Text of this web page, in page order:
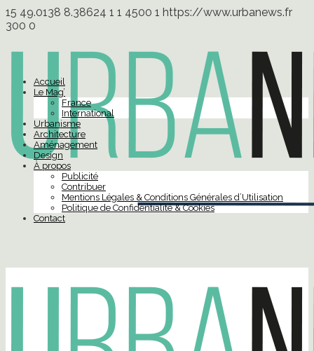
15 49.0138 8.38624 1 1 4500 1 https://www.urbanews.fr
300 0
Accueil
Le Mag’
France
International
Urbanisme
Architecture
Aménagement
Design
À propos
Publicité
Contribuer
Mentions Légales & Conditions Générales d’Utilisation
Politique de Confidentialité & Cookies
Contact